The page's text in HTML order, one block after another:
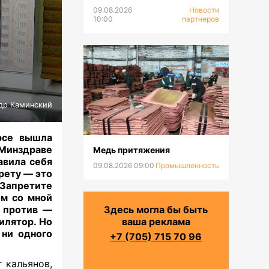
Каминский
вышла
себя
— это
со мной
против —
Но
одного
востребованным?
09.08.2026
10:00
Новости
партнеров
Медь притяжения
09.08.2026 09:00 Промышленность
Здесь могла бы быть
ваша реклама
+7 (705) 715 70 96